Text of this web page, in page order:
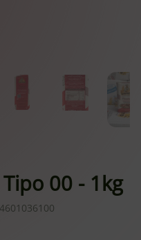
00 - 1kg